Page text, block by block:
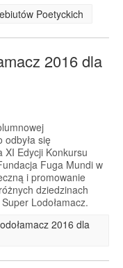
Poetyckich
2016 dla
odbyła się
XI Edycji Konkursu
Fuga Mundi w
i promowanie
dziedzinach
Lodołamacz.
2016 dla